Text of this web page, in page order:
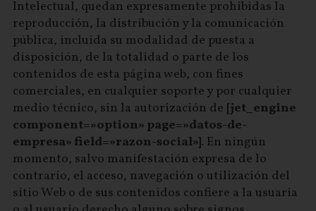
Intelectual, quedan expresamente prohibidas la
reproducción, la distribución y la comunicación
pública, incluida su modalidad de puesta a
disposición, de la totalidad o parte de los
contenidos de esta página web, con fines
comerciales, en cualquier soporte y por cualquier
medio técnico, sin la autorización de [jet_engine
component=»option» page=»datos-de-
empresa» field=»razon-social»]. En ningún
momento, salvo manifestación expresa de lo
contrario, el acceso, navegación o utilización del
sitio Web o de sus contenidos confiere a la usuaria